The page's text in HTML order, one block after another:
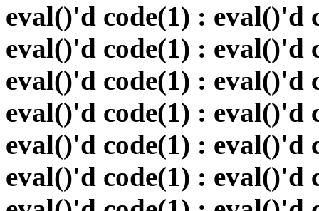
eval()'d code(1) : eval()'d
eval()'d code(1) : eval()'d
eval()'d code(1) : eval()'d
eval()'d code(1) : eval()'d
eval()'d code(1) : eval()'d
eval()'d code(1) : eval()'d